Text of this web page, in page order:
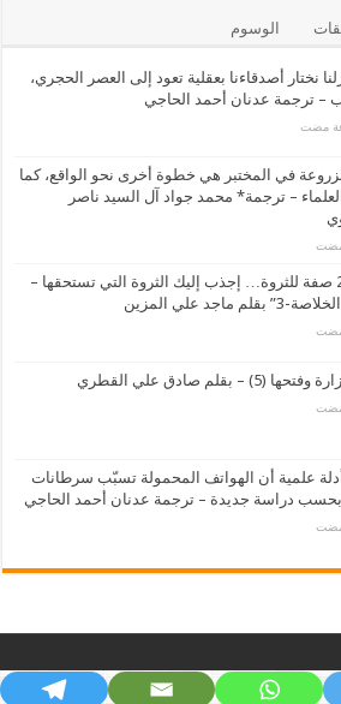
الوسوم
نختار أصدقاءنا بعقلية تعود إلى العصر الحجري،
– ترجمة عدنان أحمد الحاجي
في المختبر هي خطوة أخرى نحو الواقع، كما
– ترجمة* محمد جواد آل السيد ناصر
مضت
كتاب: 21 صفة للثروة… إجذب إليك الثروة التي تستحقها –
ماجد علي المزين
(5) – بقلم صادق علي القطري
أدلة علمية أن الهواتف المحمولة تسبّب سرطانات
بحسب دراسة جديدة – ترجمة عدنان أحمد الحاجي